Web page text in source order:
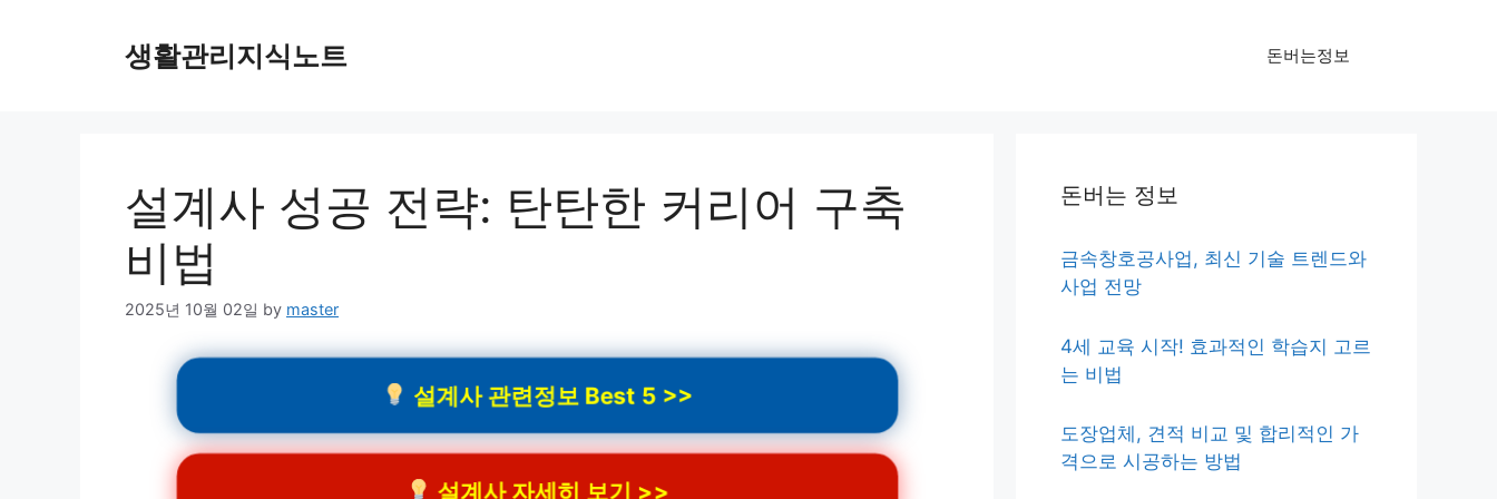
생활관리지식노트 돈버는정보
설계사 성공 전략: 탄탄한 커리어 구축
비법
2025년 10월 02일 by master
설계사 관련정보 Best 5 >>
설계사 자세히 보기 >>
돈버는 정보
금속창호공사업, 최신 기술 트렌드와
사업 전망
4세 교육 시작! 효과적인 학습지 고르
는 비법
도장업체, 견적 비교 및 합리적인 가
격으로 시공하는 방법